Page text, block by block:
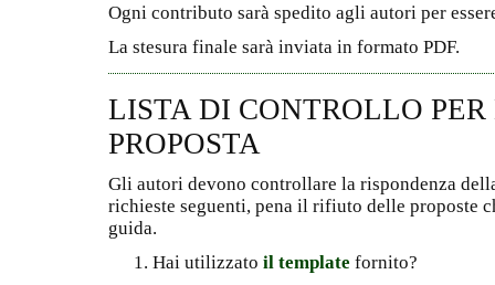
Ogni contributo sarà spedito agli autori per
La stesura finale sarà inviata in formato PDF.
LISTA DI CONTROLLO
PROPOSTA
Gli autori devono controllare la rispondenza
richieste seguenti, pena il rifiuto delle proposte
guida.
Hai utilizzato il template fornito?